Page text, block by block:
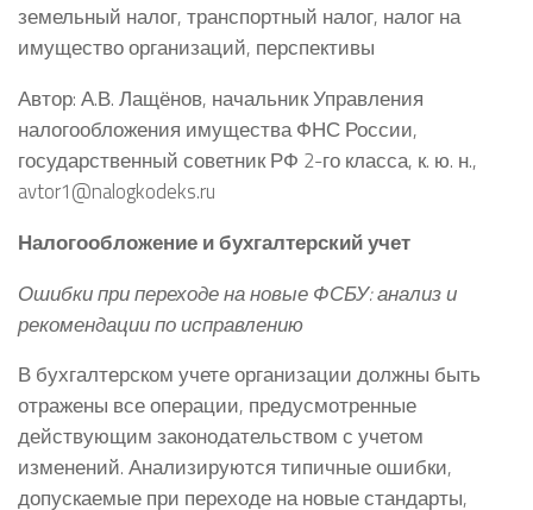
земельный налог, транспортный налог, налог на
имущество организаций, перспективы
Автор: А.В. Лащёнов, начальник Управления
налогообложения имущества ФНС России,
государственный советник РФ 2-го класса, к. ю. н.,
avtor1@nalogkodeks.ru
Налогообложение и бухгалтерский учет
Ошибки при переходе на новые ФСБУ: анализ и
рекомендации по исправлению
В бухгалтерском учете организации должны быть
отражены все операции, предусмотренные
действующим законодательством с учетом
изменений. Анализируются типичные ошибки,
допускаемые при переходе на новые стандарты,